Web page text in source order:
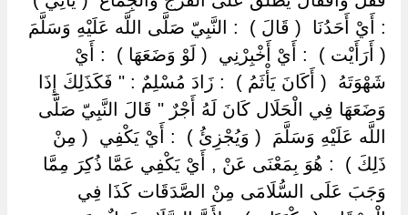
‏: أَيْ أَحَدُنَا ‏ ‏( قَالَ ) ‏ ‏: النَّبِيّ صَلَّى اللَّه عَلَيْهِ وَسَلَّمَ ‏
‏( أَرَأَيْت ) ‏ ‏: أَيْ أَخْبِرْنِي ‏ ‏( لَوْ وَضَعَهَا ) ‏ ‏: أَيْ
شَهْوَتَهُ ‏ ‏( أَكَانَ يَأْثَمُ ) ‏ ‏: زَادَ مُسْلِمٌ : " فَكَذَلِكَ إِذَا
وَضَعَهَا فِي الْحَلَال كَانَ لَهُ أَجْرٌ " قَالَ النَّبِيّ صَلَّى
اللَّه عَلَيْهِ وَسَلَّمَ ‏ ‏( وَيُجْزِئُ ) ‏ ‏: أَيْ يَكْفِي ‏ ‏( مِنْ
ذَلِكَ ) ‏ ‏: هُوَ بِمَعْنَى عَنْ , أَيْ يَكْفِي عَمَّا ذُكِرَ مِمَّا
وَجَبَ عَلَى السُّلَامَى مِنْ الصَّدَقَات كَذَا فِي